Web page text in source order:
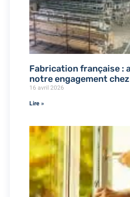
Fabrication française :
notre engagement
16 avril 2026
Lire »